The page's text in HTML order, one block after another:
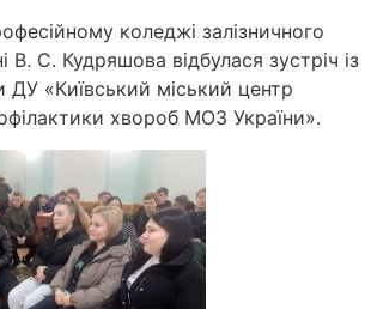
коледжі залізничного
В. С. Кудряшова відбулася зустріч із
ДУ «Київський міський центр
хвороб МОЗ України».